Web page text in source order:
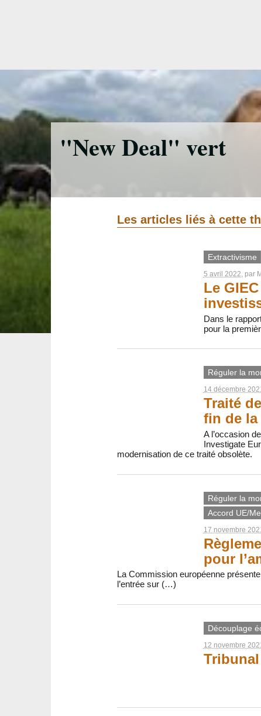
"New Deal" vert
Les articles liés à cette
Extractivisme
5 avril 2022, par
Le
Dans le
pour la
Réguler la
14 décembre
Traité
fin de la
A l’occasion
Investigate
modernisation de ce traité obsolète.
Réguler la
Accord UE/
17 novembre
pour
La Commission européenne
l’entrée sur (…)
Découplage
12 novembre